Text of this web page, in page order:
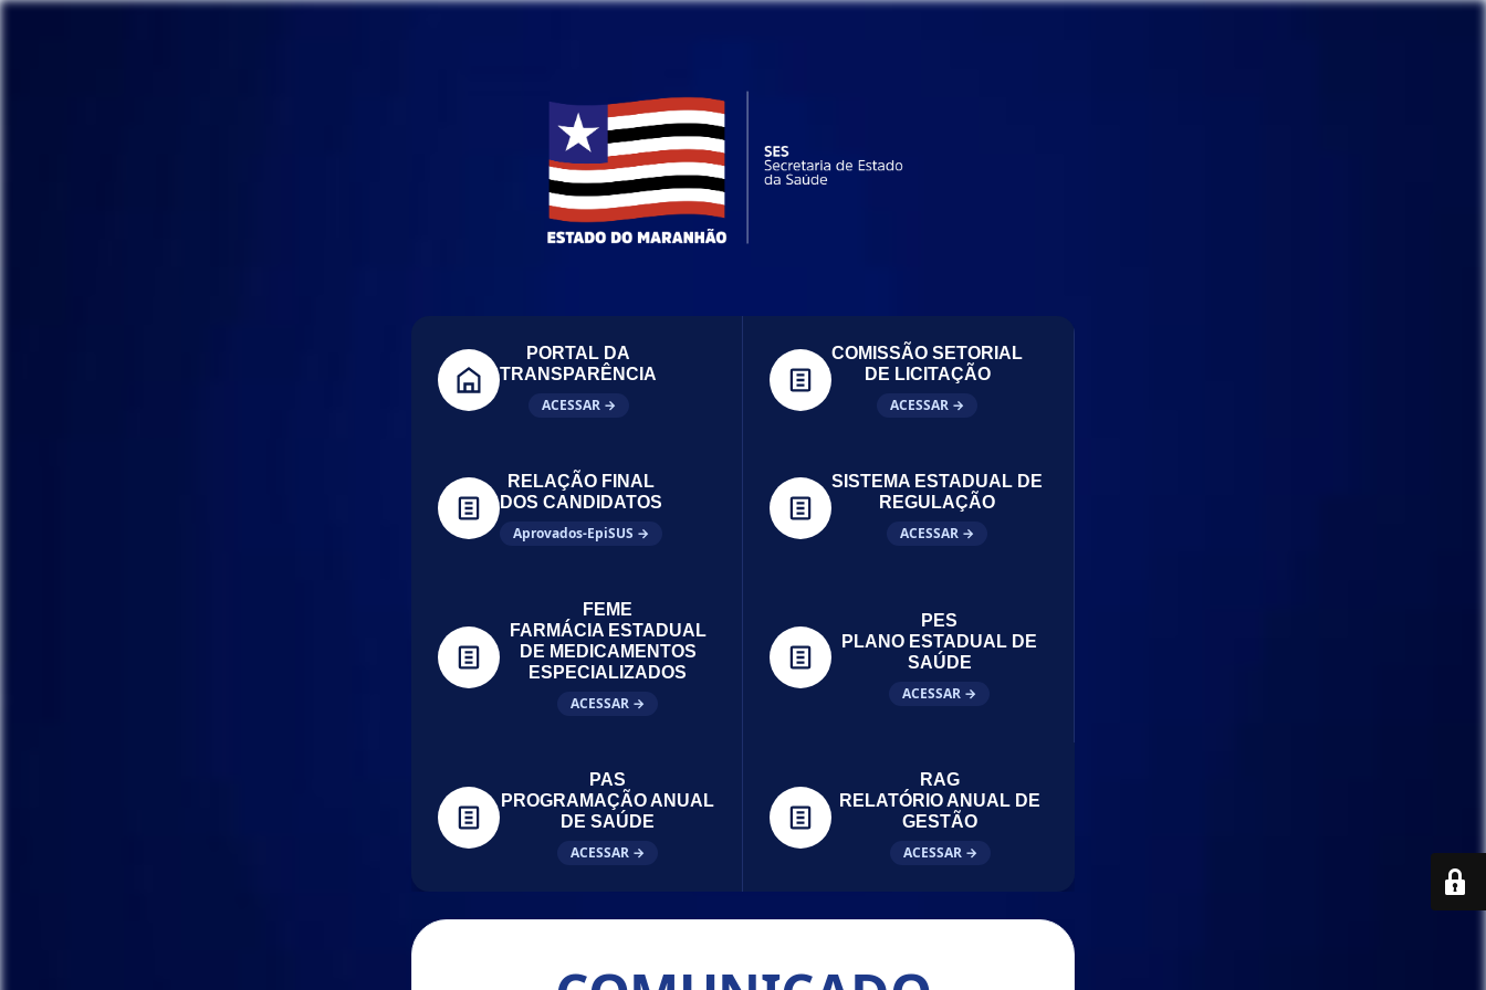
PORTAL DA
TRANSPARÊNCIA
ACESSAR →
COMISSÃO SETORIAL
DE LICITAÇÃO
ACESSAR →
RELAÇÃO FINAL
DOS CANDIDATOS
Aprovados-EpiSUS →
SISTEMA ESTADUAL DE
REGULAÇÃO
ACESSAR →
FEME
FARMÁCIA ESTADUAL
DE MEDICAMENTOS
ESPECIALIZADOS
ACESSAR →
PES
PLANO ESTADUAL DE
SAÚDE
ACESSAR →
PAS
PROGRAMAÇÃO ANUAL
DE SAÚDE
ACESSAR →
RAG
RELATÓRIO ANUAL DE
GESTÃO
ACESSAR →